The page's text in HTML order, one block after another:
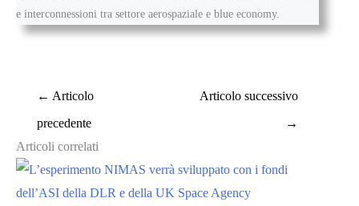
e interconnessioni tra settore aerospaziale e blue economy.
← Articolo
precedente
Articolo successivo
→
Articoli correlati